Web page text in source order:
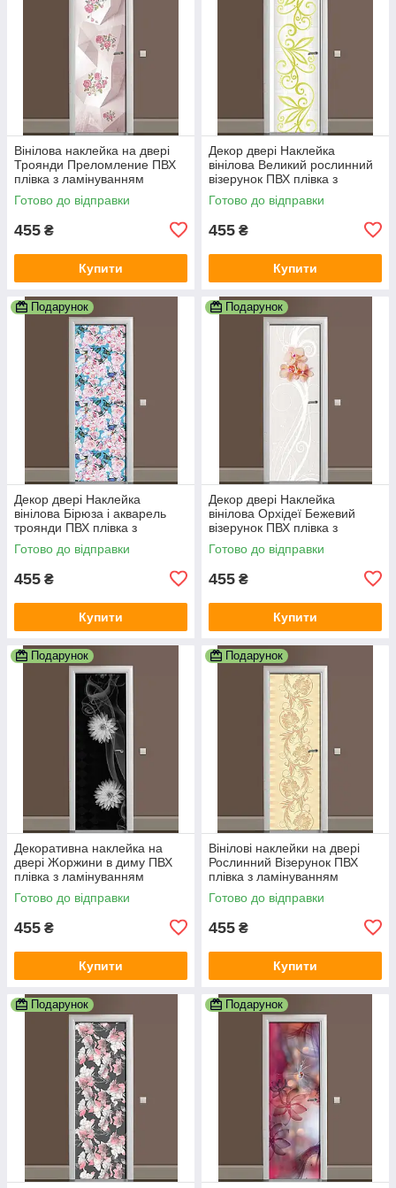
Вінілова наклейка на двері
Троянди Преломление ПВХ
плівка з ламінуванням
600х1800 мм Абстракція
Рожевий
Готово до відправки
455 ₴
Купити
Декор двері Наклейка
вінілова Великий рослинний
візерунок ПВХ плівка з
ламінуванням 600х1800 мм
Абстракція Сірий
Готово до відправки
455 ₴
Купити
Подарунок
Декор двері Наклейка
вінілова Бірюза і акварель
троянди ПВХ плівка з
ламінуванням 600х1800 мм
Абстракція Рожевий
Готово до відправки
455 ₴
Купити
Подарунок
Декор двері Наклейка
вінілова Орхідеї Бежевий
візерунок ПВХ плівка з
ламінуванням 600х1800 мм
Абстракція Сірий
Готово до відправки
455 ₴
Купити
Подарунок
Декоративна наклейка на
двері Жоржини в диму ПВХ
плівка з ламінуванням
600х1800 мм абстракція
Чорний
Готово до відправки
455 ₴
Купити
Подарунок
Вінілові наклейки на двері
Рослинний Візерунок ПВХ
плівка з ламінуванням
600х1800 мм Абстракція
Бежевий
Готово до відправки
455 ₴
Купити
Подарунок Подарунок